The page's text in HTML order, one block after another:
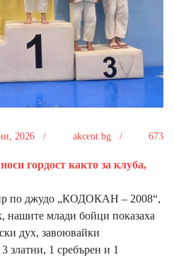
2026 / akcent.bg / 673
гордост както за клуба,
по джудо „КОДОКАН – 2008“,
нашите млади бойци показаха
дух, завоювайки
златни, 1 сребърен и 1